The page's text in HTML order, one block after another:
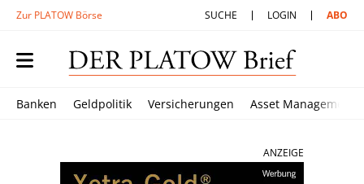
Zur PLATOW Börse SUCHE LOGIN ABO
Banken Geldpolitik Versicherungen Asset Management
ANZEIGE